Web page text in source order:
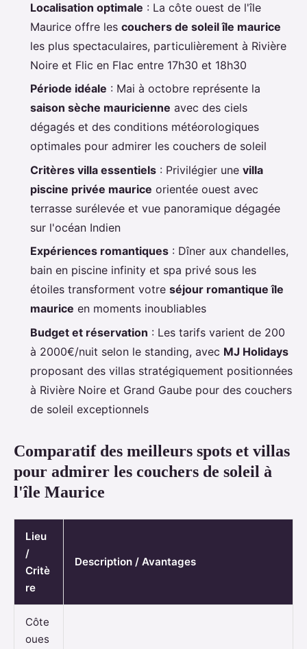
Localisation optimale : La côte ouest de l'île
Maurice offre les couchers de soleil île maurice
les plus spectaculaires, particulièrement à Rivière
Noire et Flic en Flac entre 17h30 et 18h30
Période idéale : Mai à octobre représente la
saison sèche mauricienne avec des ciels
dégagés et des conditions météorologiques
optimales pour admirer les couchers de soleil
Critères villa essentiels : Privilégier une villa
piscine privée maurice orientée ouest avec
terrasse surélevée et vue panoramique dégagée
sur l'océan Indien
Expériences romantiques : Dîner aux chandelles,
bain en piscine infinity et spa privé sous les
étoiles transforment votre séjour romantique île
maurice en moments inoubliables
Budget et réservation : Les tarifs varient de 200
à 2000€/nuit selon le standing, avec MJ Holidays
proposant des villas stratégiquement positionnées
à Rivière Noire et Grand Gaube pour des couchers
de soleil exceptionnels
Comparatif des meilleurs spots et villas
pour admirer les couchers de soleil à
l'île Maurice
Lieu
/
Critè
re
Description / Avantages
Côte
oues